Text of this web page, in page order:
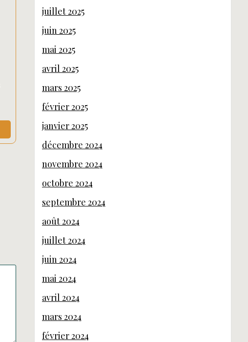
juillet 2025
juin 2025
mai 2025
avril 2025
mars 2025
février 2025
janvier 2025
décembre 2024
novembre 2024
octobre 2024
septembre 2024
août 2024
juillet 2024
juin 2024
mai 2024
avril 2024
mars 2024
février 2024